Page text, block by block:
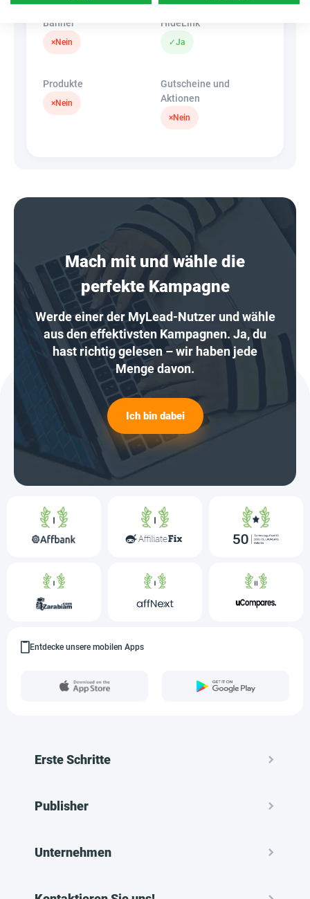
Banner
×Nein
HideLink
✓Ja
Produkte
×Nein
Gutscheine und
Aktionen
×Nein
Mach mit und wähle die
perfekte Kampagne
Werde einer der MyLead-Nutzer und wähle
aus den effektivsten Kampagnen. Ja, du
hast richtig gelesen – wir haben jede
Menge davon.
Ich bin dabei
Entdecke unsere mobilen Apps
Erste Schritte
Publisher
Unternehmen